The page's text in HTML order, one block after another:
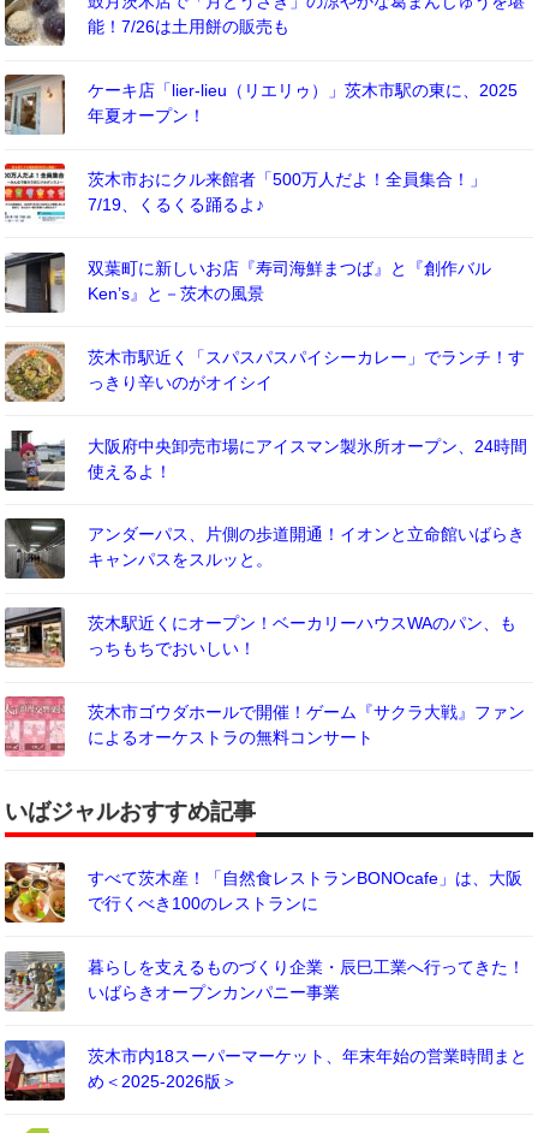
能！7/26は土用餅の販売も
ケーキ店「lier-lieu（リエリゥ）」茨木市駅の東に、2025
年夏オープン！
茨木市おにクル来館者「500万人だよ！全員集合！」
7/19、くるくる踊るよ♪
双葉町に新しいお店『寿司海鮮まつば』と『創作バル
Ken’s』と－茨木の風景
茨木市駅近く「スパスパスパイシーカレー」でランチ！す
っきり辛いのがオイシイ
大阪府中央卸売市場にアイスマン製氷所オープン、24時間
使えるよ！
アンダーパス、片側の歩道開通！イオンと立命館いばらき
キャンパスをスルッと。
茨木駅近くにオープン！ベーカリーハウスWAのパン、も
っちもちでおいしい！
茨木市ゴウダホールで開催！ゲーム『サクラ大戦』ファン
によるオーケストラの無料コンサート
いばジャルおすすめ記事
すべて茨木産！「自然食レストランBONOcafe」は、大阪
で行くべき100のレストランに
暮らしを支えるものづくり企業・辰巳工業へ行ってきた！
いばらきオープンカンパニー事業
茨木市内18スーパーマーケット、年末年始の営業時間まと
め＜2025-2026版＞